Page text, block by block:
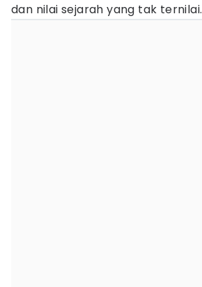
dan nilai sejarah yang tak ternilai.